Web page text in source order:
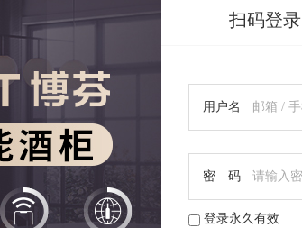
扫码登录
用户名
密 码
登录永久有效